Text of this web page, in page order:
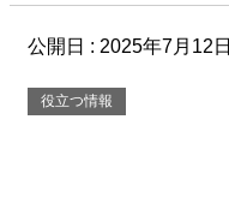
公開日 : 2025年7月12日
役立つ情報